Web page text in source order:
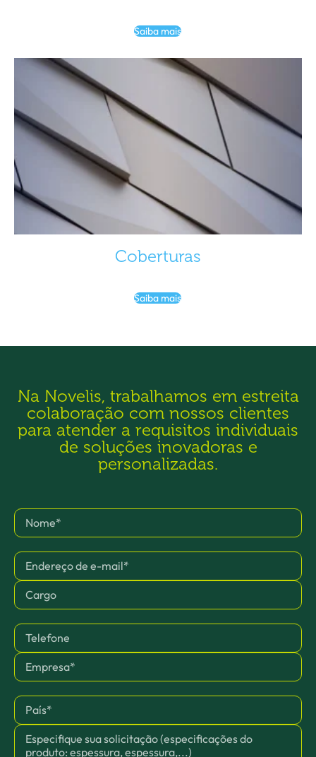
Saiba mais
Coberturas
Saiba mais
Na Novelis, trabalhamos em estreita
colaboração com nossos clientes
para atender a requisitos individuais
de soluções inovadoras e
personalizadas.